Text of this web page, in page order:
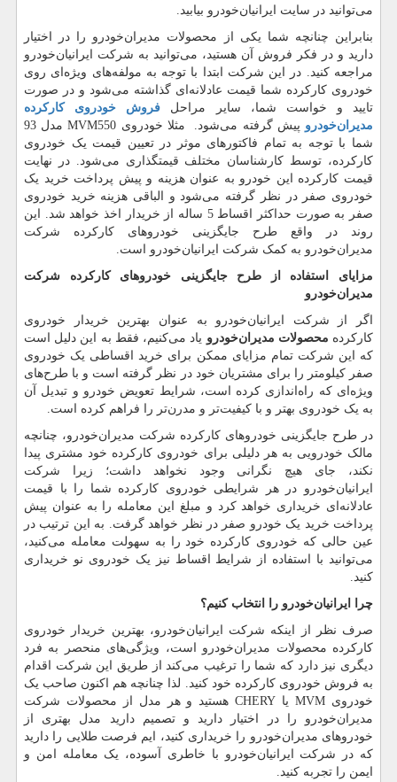
می‌توانید در سایت ایرانیان‌خودرو بیابید.
بنابراین چنانچه شما یکی از محصولات مدیران‌خودرو را در اختیار
دارید و در فکر فروش آن هستید، می‌توانید به شرکت ایرانیان‌خودرو
مراجعه کنید. در این شرکت ابتدا با توجه به مولفه‌های ویژه‌ای روی
خودروی کارکرده شما قیمت عادلانه‌ای گذاشته می‌شود و در صورت
تایید و خواست شما، سایر مراحل فروش خودروی کارکرده
مدیران‌خودرو پیش گرفته می‌شود. مثلا خودروی MVM550
مدل 93
شما با توجه به تمام فاکتورهای موثر در تعیین قیمت یک خودروی
کارکرده، توسط کارشناسان مختلف قیمتگذاری می‌شود. در نهایت
قیمت کارکرده این خودرو به عنوان هزینه و پیش پرداخت خرید یک
خودروی صفر در نظر گرفته می‌شود و الباقی هزینه خرید خودروی
صفر به صورت حداکثر اقساط 5 ساله از خریدار اخذ خواهد شد. این
روند در واقع طرح جایگزینی خودروهای کارکرده شرکت
مدیران‌خودرو به کمک شرکت ایرانیان‌خودرو است.
مزایای استفاده از طرح جایگزینی خودروهای کارکرده شرکت
مدیران‌خودرو
اگر از شرکت ایرانیان‌خودرو به عنوان بهترین خریدار خودروی
کارکرده محصولات مدیران‌خودرو یاد می‌کنیم، فقط به این دلیل است
که این شرکت تمام مزایای ممکن برای خرید اقساطی یک خودروی
صفر کیلومتر را برای مشتریان خود در نظر گرفته است و با طرح‌های
ویژه‌ای که راه‌اندازی کرده است، شرایط تعویض خودرو و تبدیل آن
به یک خودروی بهتر و با کیفیت‌تر و مدرن‌تر را فراهم کرده است.
در طرح جایگزینی خودروهای کارکرده شرکت مدیران‌خودرو، چنانچه
مالک خودرویی به هر دلیلی برای خودروی کارکرده خود مشتری پیدا
نکند، جای هیچ نگرانی وجود نخواهد داشت؛ زیرا شرکت
ایرانیان‌خودرو در هر شرایطی خودروی کارکرده شما را با قیمت
عادلانه‌ای خریداری خواهد کرد و مبلغ این معامله را به عنوان پیش
پرداخت خرید یک خودرو صفر در نظر خواهد گرفت. به این ترتیب در
عین حالی که خودروی کارکرده خود را به سهولت معامله می‌کنید،
می‌توانید با استفاده از شرایط اقساط نیز یک خودروی نو خریداری
کنید.
چرا ایرانیان‌خودرو را انتخاب کنیم؟
صرف نظر از اینکه شرکت ایرانیان‌خودرو، بهترین خریدار خودروی
کارکرده محصولات مدیران‌خودرو است، ویژگی‌های منحصر به فرد
دیگری نیز دارد که شما را ترغیب می‌کند از طریق این شرکت اقدام
به فروش خودروی کارکرده خود کنید. لذا چنانچه هم اکنون صاحب یک
خودروی MVMیا CHERYهستید و هر مدل از محصولات شرکت
مدیران‌خودرو را در اختیار دارید و تصمیم دارید مدل بهتری از
خودروهای مدیران‌خودرو را خریداری کنید، ایم فرصت طلایی را دارید
که در شرکت ایرانیان‌خودرو با خاطری آسوده، یک معامله امن و
ایمن را تجربه کنید.